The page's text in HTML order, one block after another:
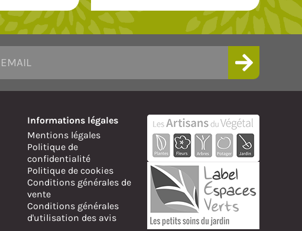
Informations légales
Mentions légales
Politique de
confidentialité
Politique de cookies
Conditions générales de
vente
Conditions générales
d'utilisation des avis